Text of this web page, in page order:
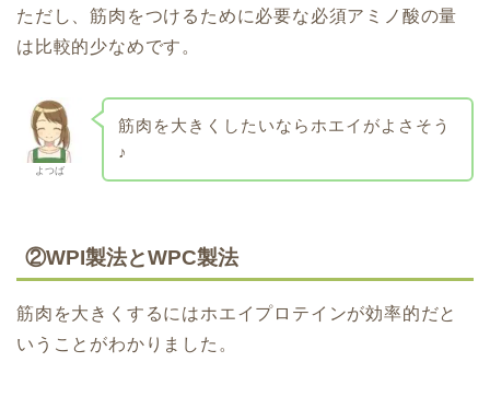
ただし、筋肉をつけるために必要な必須アミノ酸の量
は比較的少なめです。
よつば
筋肉を大きくしたいならホエイがよさそう
♪
②WPI製法とWPC製法
筋肉を大きくするにはホエイプロテインが効率的だと
いうことがわかりました。